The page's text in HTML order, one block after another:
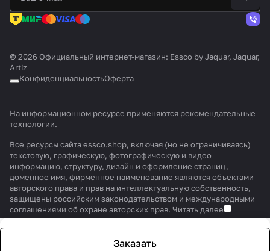
Заказать
© 2026 Официальный интернет-магазин: Essco by Jaquar, Jaquar,
Artiz
КонфиденциальностьОферта
На информационном ресурсе применяются рекомендательные
технологии.
Все ресурсы сайта essco.shop, включая (но не ограничиваясь)
текстовую, графическую, фотографическую и видео
информацию, структуру, дизайн и оформление страниц,
доменное имя, фирменное наименование являются объектами
авторского права и прав на интеллектуальную собственность,
защищены российским законодательством и международными
соглашениями об охране авторских прав. Читать далее